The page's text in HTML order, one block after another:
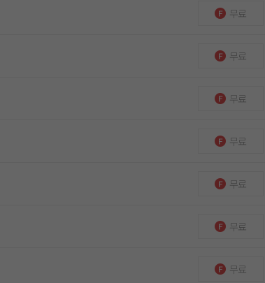
무료
무료
무료
무료
무료
무료
무료